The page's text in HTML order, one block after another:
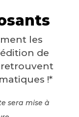
les
de
retrouvent
!*
sera mise à